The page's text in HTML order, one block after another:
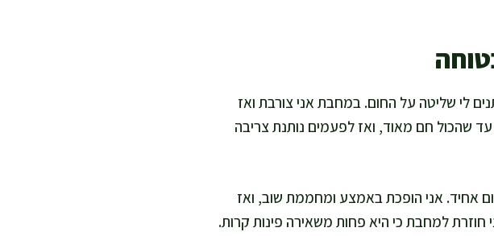
לי שליטה על החום. במחבת אני צורבת ואז
שהכול חם מאוד, ואז לפעמים נותנת צריבה
אחיד. אני הופכת באמצע ומחממת שוב, ואז
חוזרת למחבת כי היא פחות משאירה פינות קרות.